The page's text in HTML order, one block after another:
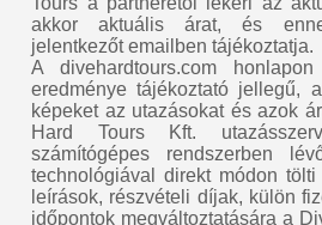
akkor aktuális árat, és
jelentkezőt emailben tájékoztatja.
A divehardtours.com
eredménye tájékoztató jellegű,
képeket az utazásokat és azok
Hard Tours Kft.
számítógépes rendszerben
technológiával direkt módon
leírások, részvételi díjak, külön
időpontok megváltoztatására a